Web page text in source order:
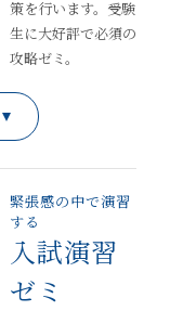
策を行います。受験
生に大好評で必須の
攻略ゼミ。
緊張感の中で演習
する
入試演習
ゼミ